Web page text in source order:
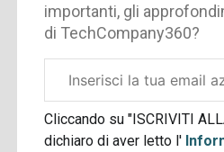
importanti, gli
di TechCompany360?
aziendale
Cliccando su "ISCRIVITI
dichiaro di aver letto l'